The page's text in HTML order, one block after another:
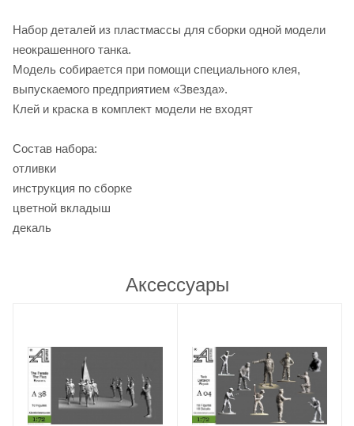
Набор деталей из пластмассы для сборки одной модели
неокрашенного танка.
Модель собирается при помощи специального клея,
выпускаемого предприятием «Звезда».
Клей и краска в комплект модели не входят
Состав набора:
отливки
инструкция по сборке
цветной вкладыш
декаль
Аксессуары